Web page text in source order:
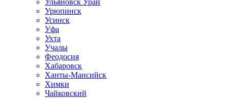
Ульяновск Урай
Урюпинск
Усинск
Уфа
Ухта
Учалы
Феодосия
Хабаровск
Ханты-Мансийск
Химки
Чайковский